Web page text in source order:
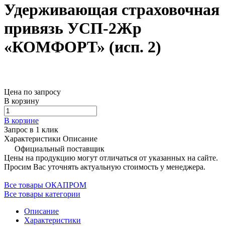
Удерживающая страховочная
привязь УСП-2Жр
«КОМФОРТ» (исп. 2)
Цена по запросу
В корзину
В корзине
Запрос в 1 клик
Характеристики Описание
Официальный поставщик
Цены на продукцию могут отличаться от указанных на сайте.
Просим Вас уточнять актуальную стоимость у менеджера.
Все товары ОКАПРОМ
Все товары категории
Описание
Характеристики